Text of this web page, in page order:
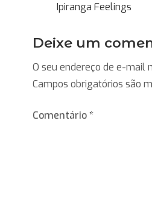
Ipiranga Feelings
Deixe um
O seu endereço de e-mail
Campos obrigatórios são
Comentário*